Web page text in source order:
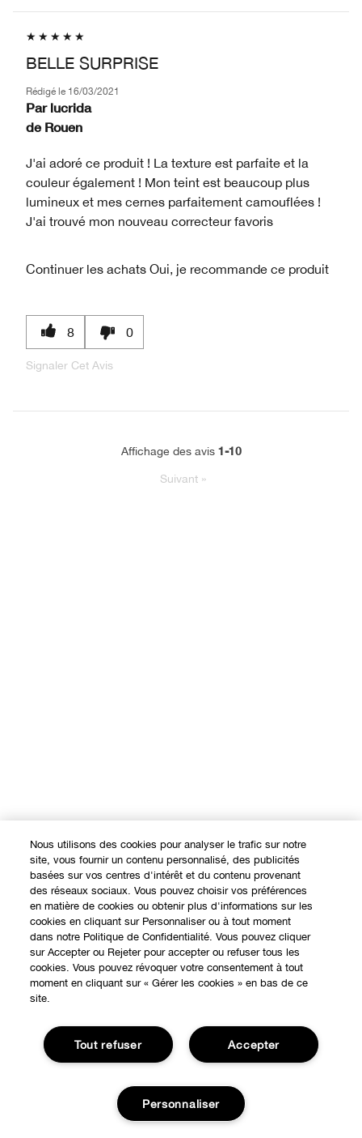
BELLE SURPRISE
Rédigé le 16/03/2021
Par lucrida
de Rouen
J'ai adoré ce produit ! La texture est parfaite et la
couleur également ! Mon teint est beaucoup plus
lumineux et mes cernes parfaitement camouflées !
J'ai trouvé mon nouveau correcteur favoris
Continuer les achats Oui, je recommande ce produit
8 0
Signaler Cet Avis
Affichage des avis 1-10
Suivant »
EXPÉRIENCE EN LIGNE
Offres Spéciales
Programme de Fidélité
Points de Vente
Consultation en ligne
Notre Philosophie
BESOIN D'AIDE?
Suivre ma commande
CONFIDENTIALITÉ ET CONDITIONS GÉNÉRALES
Nous utilisons des cookies pour analyser le trafic sur notre
site, vous fournir un contenu personnalisé, des publicités
basées sur vos centres d'intérêt et du contenu provenant
des réseaux sociaux. Vous pouvez choisir vos préférences
en matière de cookies ou obtenir plus d'informations sur les
cookies en cliquant sur Personnaliser ou à tout moment
dans notre Politique de Confidentialité. Vous pouvez cliquer
sur Accepter ou Rejeter pour accepter ou refuser tous les
cookies. Vous pouvez révoquer votre consentement à tout
moment en cliquant sur « Gérer les cookies » en bas de ce
site.
Accepter
Tout refuser
Personnaliser